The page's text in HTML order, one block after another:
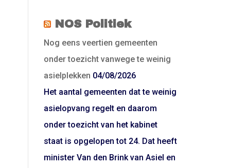
NOS Politiek
Nog eens veertien gemeenten
onder toezicht vanwege te weinig
asielplekken 04/08/2026
Het aantal gemeenten dat te weinig
asielopvang regelt en daarom
onder toezicht van het kabinet
staat is opgelopen tot 24. Dat heeft
minister Van den Brink van Asiel en